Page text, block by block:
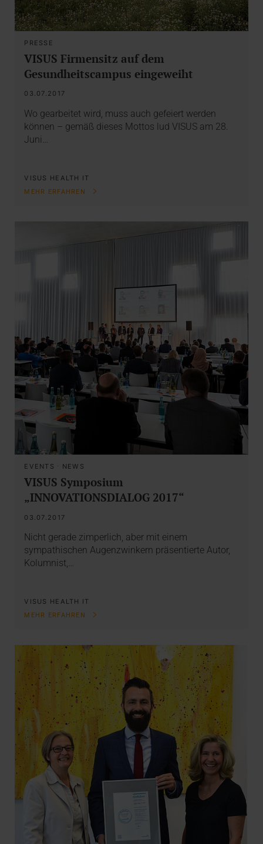
PRESSE
VISUS Firmensitz auf dem
Gesundheitscampus eingeweiht
03.07.2017
Wo gearbeitet wird, muss auch gefeiert werden
können – gemäß dieses Mottos lud VISUS am 28.
Juni…
VISUS HEALTH IT
MEHR ERFAHREN
EVENTS · NEWS
VISUS Symposium
„INNOVATIONSDIALOG 2017“
03.07.2017
Nicht gerade zimperlich, aber mit einem
sympathischen Augenzwinkern präsentierte Autor,
Kolumnist,…
VISUS HEALTH IT
MEHR ERFAHREN